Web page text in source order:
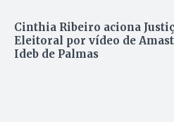
Cinthia Ribeiro aciona
Eleitoral por vídeo de
Ideb de Palmas